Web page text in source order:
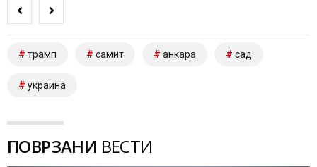
трамп самит анкара сад
украина
ПОВРЗАНИ ВЕСТИ